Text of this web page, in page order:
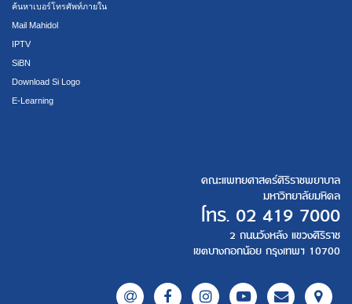
ค้นหาเบอร์โทรศัพท์ภายใน
Mail Mahidol
IPTV
SiBN
Download Si Logo
E-Learning
คณะแพทยศาสตร์ศิริราชพยาบาล
มหาวิทยาลัยมหิดล
โทร. 02 419 7000
2 ถนนวังหลัง แขวงศิริราช
เขตบางกอกน้อย กรุงเทพฯ 10700